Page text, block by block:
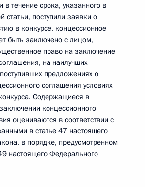
в течение срока, указанного в
статьи, поступили заявки о
в конкурсе, концессионное
быть заключено с лицом,
право на заключение
на наилучших
предложениях о
соглашения условиях
Содержащиеся в
концессионного
оцениваются в соответствии с
в статье 47 настоящего
в порядке, предусмотренном
настоящего Федерального